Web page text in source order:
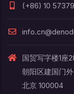
(+86) 10
国贸写字楼1座
朝阳区建国门
北京 100004